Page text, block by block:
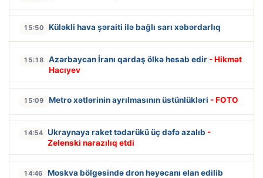
15:50 Küləkli hava şəraiti ilə bağlı sarı xəbərdarlıq
15:18 Azərbaycan İranı qardaş ölkə hesab edir - Hikmət
Hacıyev
15:09 Metro xətlərinin ayrılmasının üstünlükləri - FOTO
14:54 Ukraynaya raket tədarükü üç dəfə azalıb -
Zelenski narazılıq etdi
14:46 Moskva bölgəsində dron həyəcanı elan edilib